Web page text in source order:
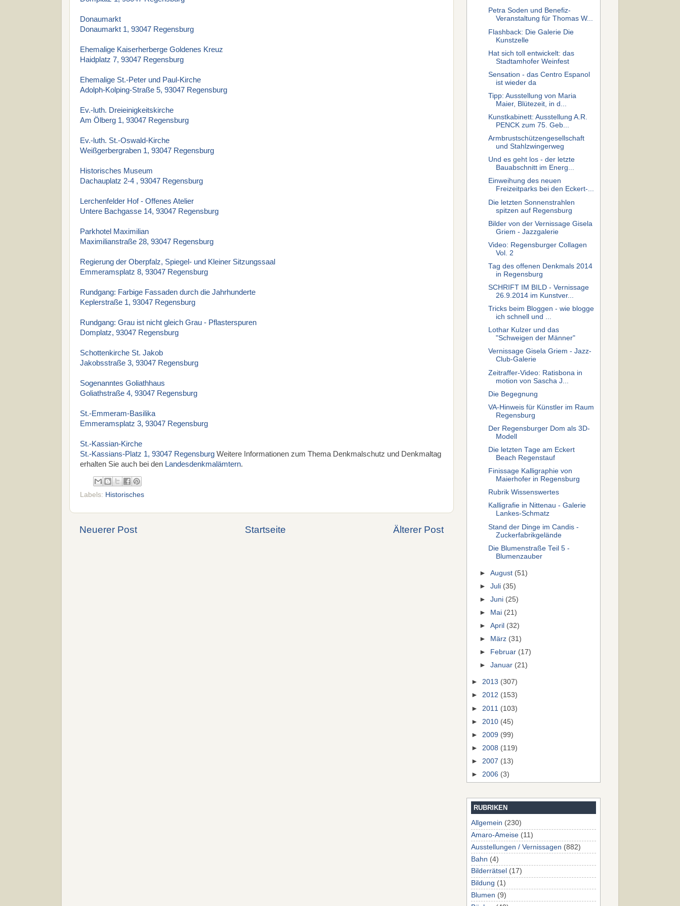
Donaumarkt
Donaumarkt 1, 93047 Regensburg
Ehemalige Kaiserherberge Goldenes Kreuz
Haidplatz 7, 93047 Regensburg
Ehemalige St.-Peter und Paul-Kirche
Adolph-Kolping-Straße 5, 93047 Regensburg
Ev.-luth. Dreieinigkeitskirche
Am Ölberg 1, 93047 Regensburg
Ev.-luth. St.-Oswald-Kirche
Weißgerbergraben 1, 93047 Regensburg
Historisches Museum
Dachauplatz 2-4 , 93047 Regensburg
Lerchenfelder Hof - Offenes Atelier
Untere Bachgasse 14, 93047 Regensburg
Parkhotel Maximilian
Maximilianstraße 28, 93047 Regensburg
Regierung der Oberpfalz, Spiegel- und Kleiner Sitzungssaal
Emmeramsplatz 8, 93047 Regensburg
Rundgang: Farbige Fassaden durch die Jahrhunderte
Keplerstraße 1, 93047 Regensburg
Rundgang: Grau ist nicht gleich Grau - Pflasterspuren
Domplatz, 93047 Regensburg
Schottenkirche St. Jakob
Jakobsstraße 3, 93047 Regensburg
Sogenanntes Goliathhaus
Goliathstraße 4, 93047 Regensburg
St.-Emmeram-Basilika
Emmeramsplatz 3, 93047 Regensburg
St.-Kassian-Kirche
St.-Kassians-Platz 1, 93047 Regensburg Weitere Informationen zum Thema Denkmalschutz und Denkmaltag
erhalten Sie auch bei den Landesdenkmalämtern.
Labels: Historisches
Neuerer Post Älterer Post
Startseite
Petra Soden und Benefiz-
Veranstaltung für Thomas W...
Flashback: Die Galerie Die
Kunstzelle
Hat sich toll entwickelt: das
Stadtamhofer Weinfest
Sensation - das Centro Espanol
ist wieder da
Tipp: Ausstellung von Maria
Maier, Blütezeit, in d...
Kunstkabinett: Ausstellung A.R.
PENCK zum 75. Geb...
Armbrustschützengesellschaft
und Stahlzwingerweg
Und es geht los - der letzte
Bauabschnitt im Energ...
Einweihung des neuen
Freizeitparks bei den Eckert-...
Die letzten Sonnenstrahlen
spitzen auf Regensburg
Bilder von der Vernissage Gisela
Griem - Jazzgalerie
Video: Regensburger Collagen
Vol. 2
Tag des offenen Denkmals 2014
in Regensburg
SCHRIFT IM BILD - Vernissage
26.9.2014 im Kunstver...
Tricks beim Bloggen - wie blogge
ich schnell und ...
Lothar Kulzer und das
"Schweigen der Männer"
Vernissage Gisela Griem - Jazz-
Club-Galerie
Zeitraffer-Video: Ratisbona in
motion von Sascha J...
Die Begegnung
VA-Hinweis für Künstler im Raum
Regensburg
Der Regensburger Dom als 3D-
Modell
Die letzten Tage am Eckert
Beach Regenstauf
Finissage Kalligraphie von
Maierhofer in Regensburg
Rubrik Wissenswertes
Kalligrafie in Nittenau - Galerie
Lankes-Schmatz
Stand der Dinge im Candis -
Zuckerfabrikgelände
Die Blumenstraße Teil 5 -
Blumenzauber
►August (51)
►Juli (35)
►Juni (25)
►
Mai (21)
►April (32)
►
März (31)
►
Februar (17)
►Januar (21)
► 2013 (307)
► 2012 (153)
► 2011 (103)
► 2010 (45)
► 2009 (99)
► 2008 (119)
► 2007 (13)
► 2006 (3)
RUBRIKEN
Allgemein (230)
Amaro-Ameise (11)
Ausstellungen / Vernissagen (882)
Bahn (4)
Bilderrätsel (17)
Bildung (1)
Blumen (9)